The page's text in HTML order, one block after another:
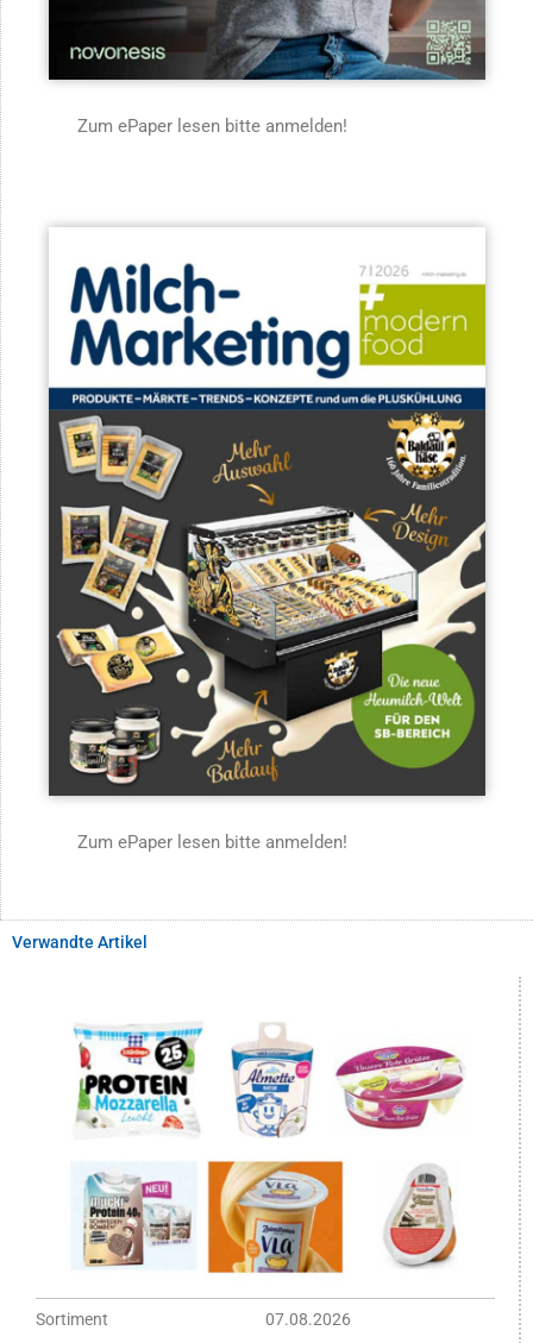
Zum ePaper lesen bitte anmelden!
Zum ePaper lesen bitte anmelden!
Verwandte Artikel
Sortiment
07.08.2026